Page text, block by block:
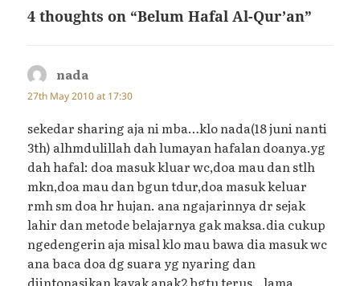
4 thoughts on “Belum Hafal Al-Qur’an”
nada
27th May 2010 at 17:30
sekedar sharing aja ni mba…klo nada(18 juni nanti
3th) alhmdulillah dah lumayan hafalan doanya.yg
dah hafal: doa masuk kluar wc,doa mau dan stlh
mkn,doa mau dan bgun tdur,doa masuk keluar
rmh sm doa hr hujan. ana ngajarinnya dr sejak
lahir dan metode belajarnya gak maksa.dia cukup
ngedengerin aja misal klo mau bawa dia masuk wc
ana baca doa dg suara yg nyaring dan